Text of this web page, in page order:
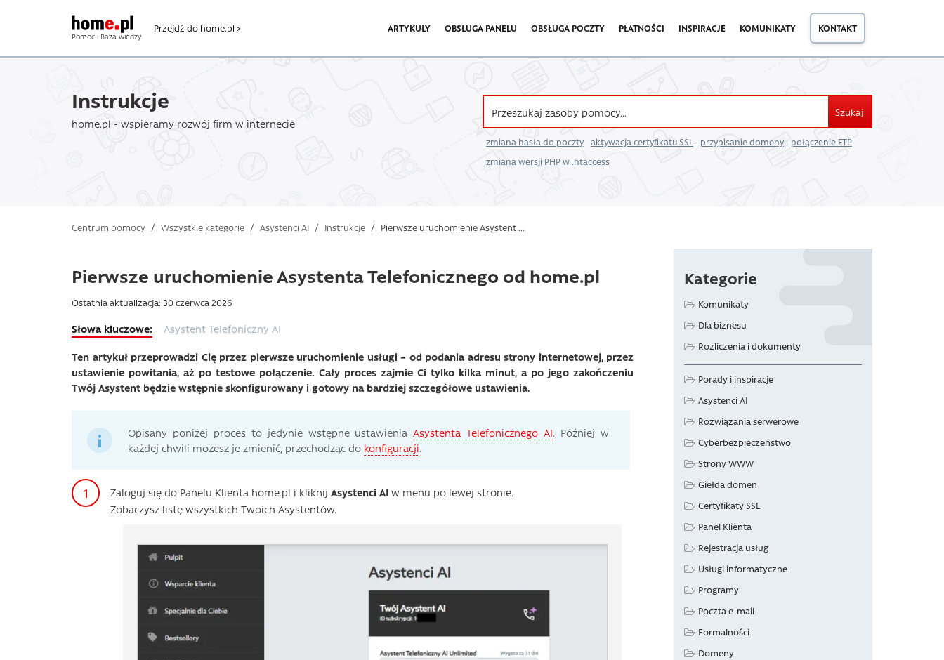
Pomoc i Baza wiedzy
Przejdź do home.pl > ARTYKUŁY OBSŁUGA PANELU OBSŁUGA POCZTY PŁATNOŚCI INSPIRACJE KOMUNIKATY KONTAKT
Instrukcje
home.pl - wspieramy rozwój firm w internecie
Szukaj
zmiana hasła do poczty aktywacja certyfikatu SSL przypisanie domeny
połączenie FTP
zmiana wersji PHP w .htaccess
Centrum pomocy / Wszystkie kategorie / Asystenci AI / Instrukcje / Pierwsze uruchomienie Asystent ...
Pierwsze uruchomienie Asystenta Telefonicznego od home.pl
Ostatnia aktualizacja: 30 czerwca 2026
Asystent Telefoniczny AI
Ten artykuł przeprowadzi Cię przez pierwsze uruchomienie usługi – od podania adresu strony internetowej, przez
ustawienie powitania, aż po testowe połączenie. Cały proces zajmie Ci tylko kilka minut, a po jego zakończeniu
Twój Asystent będzie wstępnie skonfigurowany i gotowy na bardziej szczegółowe ustawienia.
Opisany poniżej proces to jedynie wstępne ustawieniaAsystenta Telefonicznego AI. Później w
każdej chwili możesz je zmienić, przechodząc do konfiguracji.
Zaloguj się do Panelu Klienta home.pl i kliknij Asystenci AI w menu po lewej stronie.
Zobaczysz listę wszystkich Twoich Asystentów.
Kategorie
Komunikaty
Dla biznesu
Rozliczenia i dokumenty
Porady i inspiracje
Asystenci AI
Rozwiązania serwerowe
Cyberbezpieczeństwo
Strony WWW
Giełda domen
Certyfikaty SSL
Panel Klienta
Rejestracja usług
Usługi informatyczne
Programy
Poczta e-mail
Formalności
Domeny